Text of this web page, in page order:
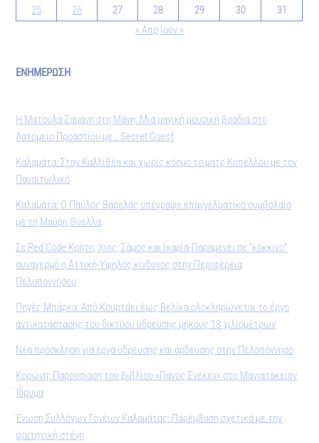
25
26 27 28 29 30
31
« Απρ Ιούν »
ΕΝΗΜΕΡΩΣΗ
Η Ματούλα Ζαμάνη στη Μάνη: Μια μαγική μουσική βραδιά στο
Λατομείο Προαστίου με… Secret Guest
Καλαμάτα: Στην Καλλιθέα και χωρίς κόσμο το ματς Κυπέλλου με τον
Παναιτωλικό
Καλαμάτα: Ο Παύλος Βαρελάς υπέγραψε επαγγελματικό συμβόλαιο
με τη Μαύρη Θύελλα
Σε Red Code Κρήτη, Χίος, Σάμος και Ικαρία-Παραμένει σε “κόκκινο”
συναγερμό η Αττική-Υψηλός κίνδυνος στην Περιφέρεια
Πελοποννήσου
Πηγές Μπάρκα: Από Κουρτάκι έως Βελίκα ολοκληρώνεται το έργο
αντικατάστασης του δικτύου ύδρευσης μήκους 18 χιλιομέτρων
Νέα πρόσκληση για έργα ύδρευσης και άρδευσης στην Πελοπόννησο
Κορώνη: Παρουσίαση του βιβλίου «Πανός Ένεκεν» στο Μανιατάκειον
Ίδρυµα
Ένωση Συλλόγων Γονέων Καλαμάτας: Παρέμβαση σχετικά με την
φοιτητική στέγη